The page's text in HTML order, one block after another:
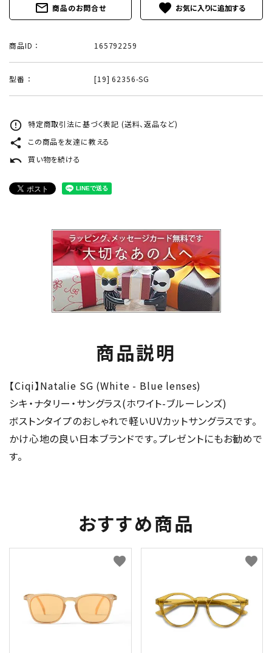
mail_outline 商品のお問合せ favorite
商品ID ： 165792259
型番 ： [19] 62356-SG
error_outline 特定商取引法に基づく表記 (送料、返品など)
share この商品を友達に教える
undo 買い物を続ける
商品説明
【Ciqi】Natalie SG (White - Blue lenses)
シキ・ナタリー・サングラス(ホワイト-ブルーレンズ)
ボストンタイプのおしゃれで軽いUVカットサングラスです。
かけ心地の良い日本ブランドです。プレゼントにもお勧めで
す。
おすすめ商品
favorite favorite